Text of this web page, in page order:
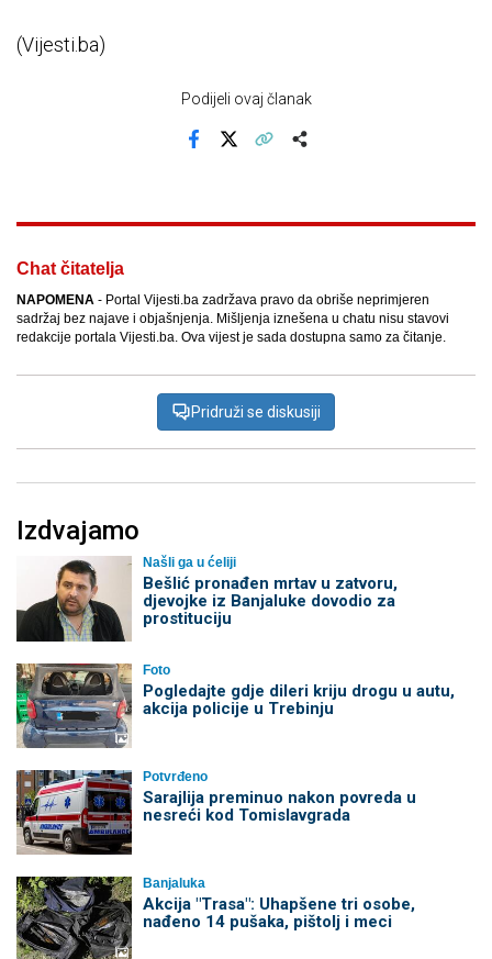
(Vijesti.ba)
Podijeli ovaj članak
Chat čitatelja
NAPOMENA - Portal Vijesti.ba zadržava pravo da obriše neprimjeren
sadržaj bez najave i objašnjenja. Mišljenja iznešena u chatu nisu stavovi
redakcije portala Vijesti.ba. Ova vijest je sada dostupna samo za čitanje.
Pridruži se diskusiji
Izdvajamo
Našli ga u ćeliji
Bešlić pronađen mrtav u zatvoru,
djevojke iz Banjaluke dovodio za
prostituciju
Foto
Pogledajte gdje dileri kriju drogu u autu,
akcija policije u Trebinju
Potvrđeno
Sarajlija preminuo nakon povreda u
nesreći kod Tomislavgrada
Banjaluka
Akcija "Trasa": Uhapšene tri osobe,
nađeno 14 pušaka, pištolj i meci